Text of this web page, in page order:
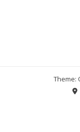
Theme: